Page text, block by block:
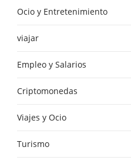
Ocio y Entretenimiento
viajar
Empleo y Salarios
Criptomonedas
Viajes y Ocio
Turismo